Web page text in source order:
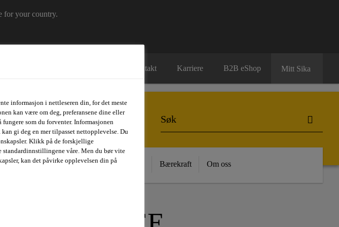
for your country.
Kontakt Karriere B2B eShop Mitt Sika
Referanseprosjekter Kurs og Kunnskap Bærekraft Om oss
informasjon i nettleseren din, for det meste
kan være om deg, preferansene dine eller
som du forventer. Informasjonen
gi deg en mer tilpasset nettopplevelse. Du
Klikk på de forskjellige
standardinnstillingene våre. Men du bør vite
kan det påvirke opplevelsen din på